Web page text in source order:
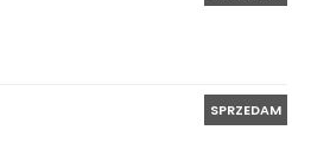
SPRZEDAM